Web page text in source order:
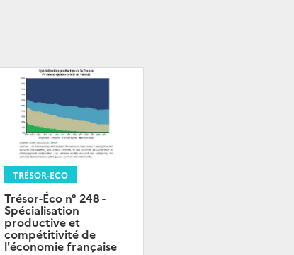
TRÉSOR-ECO
Trésor-Éco n° 248 -
Spécialisation
productive et
compétitivité de
l'économie française